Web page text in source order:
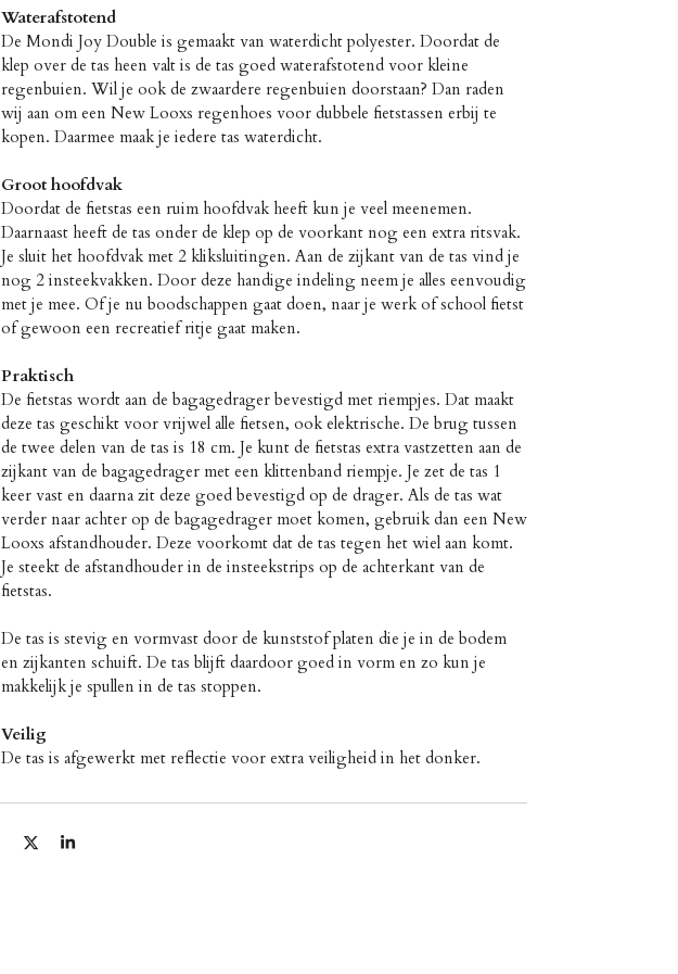
Waterafstotend
De Mondi Joy Double is gemaakt van waterdicht polyester. Doordat de
klep over de tas heen valt is de tas goed waterafstotend voor kleine
regenbuien. Wil je ook de zwaardere regenbuien doorstaan? Dan raden
wij aan om een New Looxs regenhoes voor dubbele fietstassen erbij te
kopen. Daarmee maak je iedere tas waterdicht.
Groot hoofdvak
Doordat de fietstas een ruim hoofdvak heeft kun je veel meenemen.
Daarnaast heeft de tas onder de klep op de voorkant nog een extra ritsvak.
Je sluit het hoofdvak met 2 kliksluitingen. Aan de zijkant van de tas vind je
nog 2 insteekvakken. Door deze handige indeling neem je alles eenvoudig
met je mee. Of je nu boodschappen gaat doen, naar je werk of school fietst
of gewoon een recreatief ritje gaat maken.
Praktisch
De fietstas wordt aan de bagagedrager bevestigd met riempjes. Dat maakt
deze tas geschikt voor vrijwel alle fietsen, ook elektrische. De brug tussen
de twee delen van de tas is 18 cm. Je kunt de fietstas extra vastzetten aan de
zijkant van de bagagedrager met een klittenband riempje. Je zet de tas 1
keer vast en daarna zit deze goed bevestigd op de drager. Als de tas wat
verder naar achter op de bagagedrager moet komen, gebruik dan een New
Looxs afstandhouder. Deze voorkomt dat de tas tegen het wiel aan komt.
Je steekt de afstandhouder in de insteekstrips op de achterkant van de
fietstas.
De tas is stevig en vormvast door de kunststof platen die je in de bodem
en zijkanten schuift. De tas blijft daardoor goed in vorm en zo kun je
makkelijk je spullen in de tas stoppen.
Veilig
De tas is afgewerkt met reflectie voor extra veiligheid in het donker.
D
S